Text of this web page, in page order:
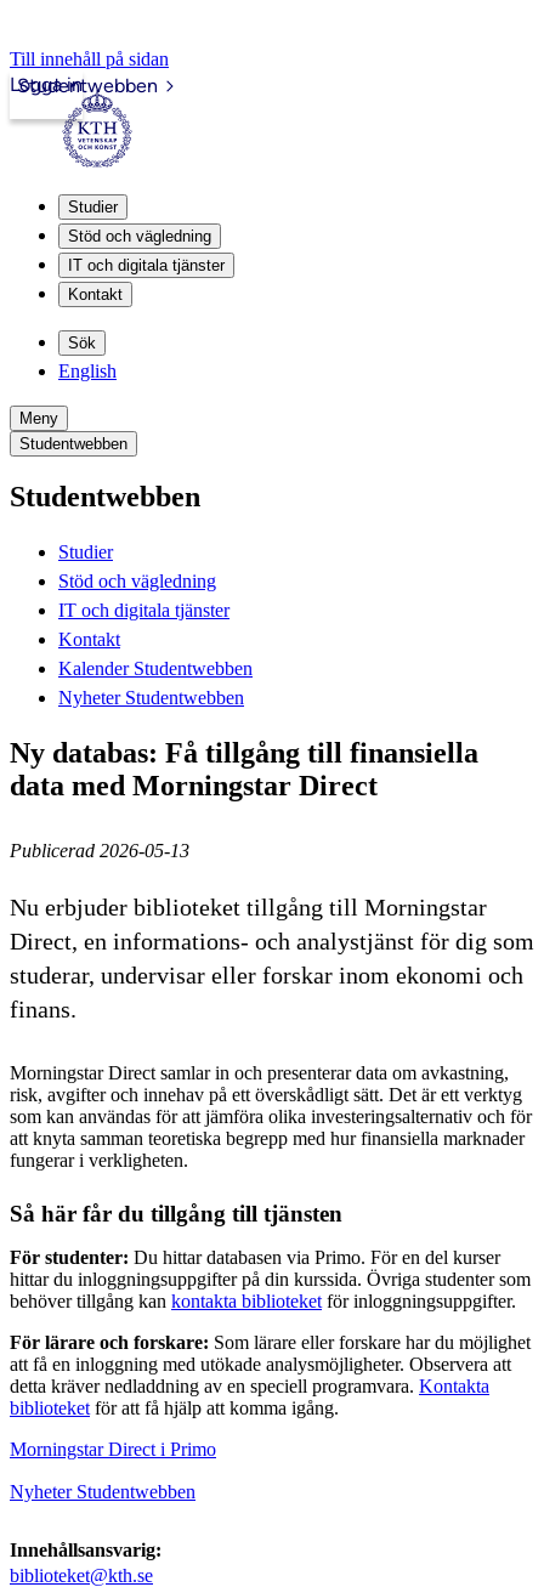
Till innehåll på sidan
Studentwebben
Logga in
Studier
Stöd och vägledning
IT och digitala tjänster
Kontakt
Sök
English
Meny
Studentwebben
Studentwebben
Studier
Stöd och vägledning
IT och digitala tjänster
Kontakt
Kalender Studentwebben
Nyheter Studentwebben
Ny databas: Få tillgång till finansiella
data med Morningstar Direct
Publicerad 2026-05-13
Nu erbjuder biblioteket tillgång till Morningstar
Direct, en informations- och analystjänst för dig som
studerar, undervisar eller forskar inom ekonomi och
finans.
Morningstar Direct samlar in och presenterar data om avkastning,
risk, avgifter och innehav på ett överskådligt sätt. Det är ett verktyg
som kan användas för att jämföra olika investeringsalternativ och för
att knyta samman teoretiska begrepp med hur finansiella marknader
fungerar i verkligheten.
Så här får du tillgång till tjänsten
För studenter: Du hittar databasen via Primo. För en del kurser
hittar du inloggningsuppgifter på din kurssida. Övriga studenter som
behöver tillgång kan kontakta biblioteket för inloggningsuppgifter.
För lärare och forskare: Som lärare eller forskare har du möjlighet
att få en inloggning med utökade analysmöjligheter. Observera att
detta kräver nedladdning av en speciell programvara. Kontakta
biblioteket för att få hjälp att komma igång.
Morningstar Direct i Primo
Nyheter Studentwebben
Innehållsansvarig:
biblioteket@kth.se